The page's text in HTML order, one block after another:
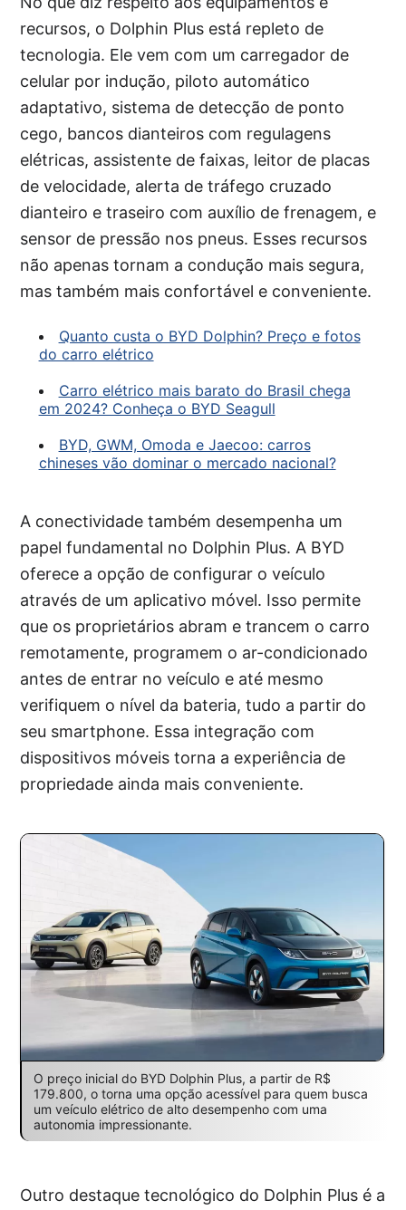
recursos, o Dolphin Plus está repleto de
tecnologia. Ele vem com um carregador de
celular por indução, piloto automático
adaptativo, sistema de detecção de ponto
cego, bancos dianteiros com regulagens
elétricas, assistente de faixas, leitor de placas
de velocidade, alerta de tráfego cruzado
dianteiro e traseiro com auxílio de frenagem, e
sensor de pressão nos pneus. Esses recursos
não apenas tornam a condução mais segura,
mas também mais confortável e conveniente.
Quanto custa o BYD Dolphin? Preço e fotos
do carro elétrico
Carro elétrico mais barato do Brasil chega
em 2024? Conheça o BYD Seagull
BYD, GWM, Omoda e Jaecoo: carros
chineses vão dominar o mercado nacional?
A conectividade também desempenha um
papel fundamental no Dolphin Plus. A BYD
oferece a opção de configurar o veículo
através de um aplicativo móvel. Isso permite
que os proprietários abram e trancem o carro
remotamente, programem o ar-condicionado
antes de entrar no veículo e até mesmo
verifiquem o nível da bateria, tudo a partir do
seu smartphone. Essa integração com
dispositivos móveis torna a experiência de
propriedade ainda mais conveniente.
O preço inicial do BYD Dolphin Plus, a partir de R$
179.800, o torna uma opção acessível para quem busca
um veículo elétrico de alto desempenho com uma
autonomia impressionante.
Outro destaque tecnológico do Dolphin Plus é a